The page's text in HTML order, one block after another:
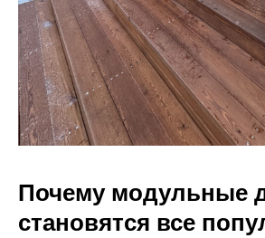
Почему модульные
становятся все